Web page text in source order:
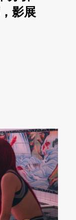
影展